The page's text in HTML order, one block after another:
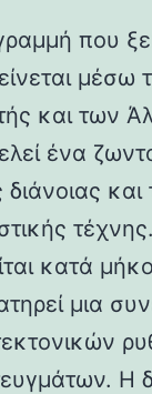
που
μέσω
και των
ένα
και
κατά
μια
Η